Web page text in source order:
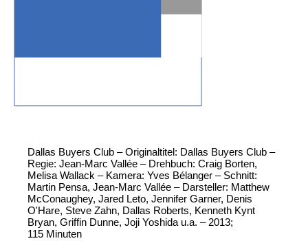
Dallas Buyers Club – Originaltitel: Dallas Buyers Club –
Regie: Jean-Marc Vallée – Drehbuch: Craig Borten,
Melisa Wallack – Kamera: Yves Bélanger – Schnitt:
Martin Pensa, Jean-Marc Vallée – Darsteller: Matthew
McConaughey, Jared Leto, Jennifer Garner, Denis
O'Hare, Steve Zahn, Dallas Roberts, Kenneth Kynt
Bryan, Griffin Dunne, Joji Yoshida u.a. – 2013;
115 Minuten